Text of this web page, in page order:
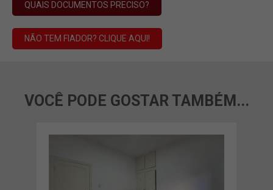
QUAIS DOCUMENTOS PRECISO?
NÃO TEM FIADOR? CLIQUE AQUI!
VOCÊ PODE GOSTAR TAMBÉM...